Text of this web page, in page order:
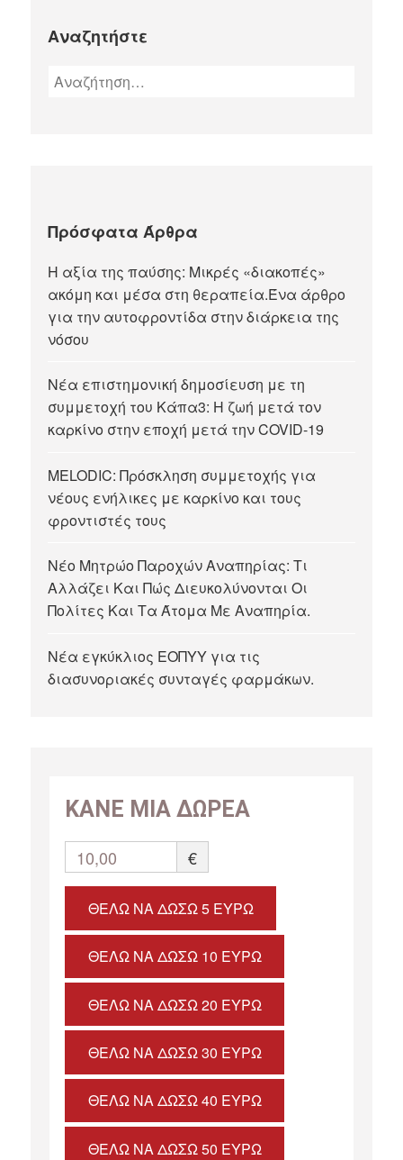
Αναζητήστε
Πρόσφατα Άρθρα
Η αξία της παύσης: Μικρές «διακοπές»
ακόμη και μέσα στη θεραπεία.Ένα άρθρο
για την αυτοφροντίδα στην διάρκεια της
νόσου
Νέα επιστημονική δημοσίευση με τη
συμμετοχή του Κάπα3: Η ζωή μετά τον
καρκίνο στην εποχή μετά την COVID-19
MELODIC: Πρόσκληση συμμετοχής για
νέους ενήλικες με καρκίνο και τους
φροντιστές τους
Νέο Μητρώο Παροχών Αναπηρίας: Τι
Αλλάζει Και Πώς Διευκολύνονται Οι
Πολίτες Και Τα Άτομα Με Αναπηρία.
Νέα εγκύκλιος ΕΟΠΥΥ για τις
διασυνοριακές συνταγές φαρμάκων.
ΚΑΝΕ ΜΙΑ ΔΩΡΕΑ
10,00 €
ΘΈΛΩ ΝΑ ΔΏΣΩ 5 ΕΥΡΏ
ΘΈΛΩ ΝΑ ΔΏΣΩ 10 ΕΥΡΏ
ΘΈΛΩ ΝΑ ΔΏΣΩ 20 ΕΥΡΏ
ΘΈΛΩ ΝΑ ΔΏΣΩ 30 ΕΥΡΏ
ΘΈΛΩ ΝΑ ΔΏΣΩ 40 ΕΥΡΏ
ΘΈΛΩ ΝΑ ΔΏΣΩ 50 ΕΥΡΏ